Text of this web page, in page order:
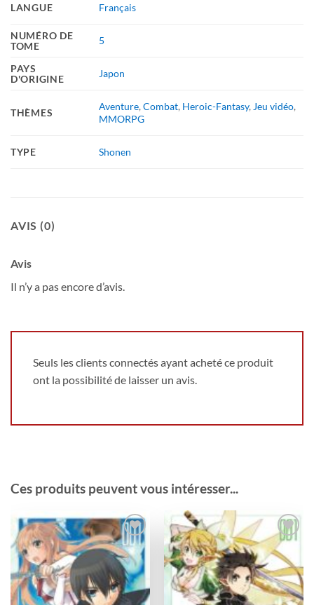
LANGUE Français
NUMÉRO DE
TOME
5
PAYS
D'ORIGINE
Japon
THÈMES
Aventure,Combat, Heroic-Fantasy, Jeu vidéo,
MMORPG
TYPE Shonen
AVIS (0)
Avis
Il n’y a pas encore d’avis.
Seuls les clients connectés ayant acheté ce produit
ont la possibilité de laisser un avis.
Ces produits peuvent vous intéresser...
Ajouter
à la
wishlist
Ajouter
à la
wishlist